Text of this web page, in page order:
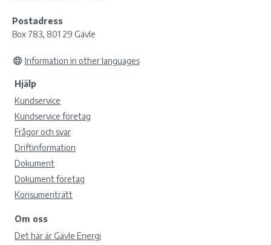
Postadress
Box 783, 801 29 Gävle
Information in other languages
Hjälp
Kundservice
Kundservice företag
Frågor och svar
Driftinformation
Dokument
Dokument företag
Konsumenträtt
Om oss
Det här är Gävle Energi